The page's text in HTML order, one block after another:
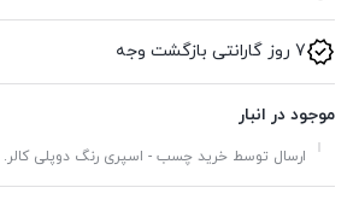
7 روز گارانتی بازگشت وجه
موجود در انبار
ارسال توسط خرید چسب - اسپری رنگ دوپلی کالر.